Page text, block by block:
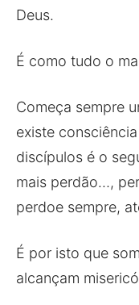
Deus.
É como tudo o
Começa sempre
existe
discípulos é o
mais perdão…,
perdoe sempre,
É por isto que
alcançam